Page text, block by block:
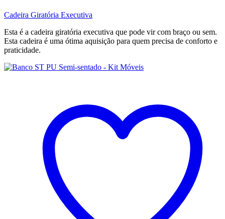
Cadeira Giratória Executiva
Esta é a cadeira giratória executiva que pode vir com braço ou sem.
Esta cadeira é uma ótima aquisição para quem precisa de conforto e
praticidade.